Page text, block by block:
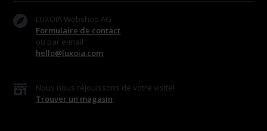
LUXOIA Webshop AG
Formulaire de contact
ou par e-mail
hello@luxoia.com
Nous nous réjouissons de votre visite!
Trouver un magasin